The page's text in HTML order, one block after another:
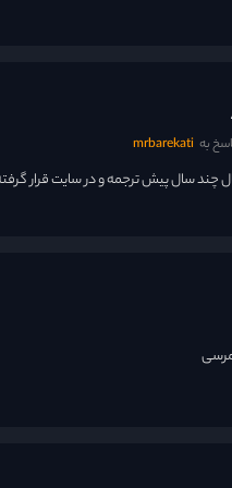
به mrbarekati
چند سال پیش ترجمه و در سایت قرار